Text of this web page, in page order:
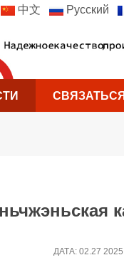
中文 Русский
ДАТА: 02.27 2025